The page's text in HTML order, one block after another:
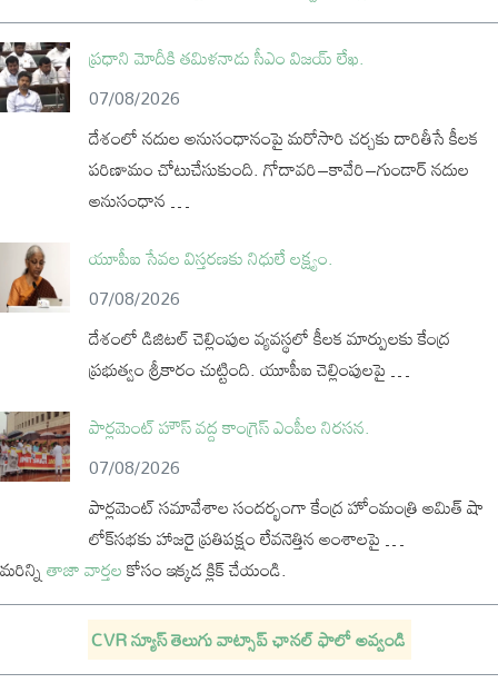
ప్రధాని మోదీకి తమిళనాడు సీఎం విజయ్‌ లేఖ.
07/08/2026
దేశంలో నదుల అనుసంధానంపై మరోసారి చర్చకు దారితీసే కీలక
పరిణామం చోటుచేసుకుంది. గోదావరి–కావేరి–గుండార్ నదుల
అనుసంధాన …
యూపీఐ సేవల విస్తరణకు నిధులే లక్ష్యం.
07/08/2026
దేశంలో డిజిటల్‌ చెల్లింపుల వ్యవస్థలో కీలక మార్పులకు కేంద్ర
ప్రభుత్వం శ్రీకారం చుట్టింది. యూపీఐ చెల్లింపులపై …
పార్లమెంట్ హౌస్ వద్ద కాంగ్రెస్ ఎంపీల నిరసన.
07/08/2026
పార్లమెంట్ సమావేశాల సందర్భంగా కేంద్ర హోంమంత్రి అమిత్ షా
లోక్‌సభకు హాజరై ప్రతిపక్షం లేవనెత్తిన అంశాలపై …
మరిన్నితాజా వార్తలకోసం ఇక్కడ క్లిక్ చేయండి.
CVR న్యూస్ తెలుగు వాట్సాప్ ఛానల్ ఫాలో అవ్వండి